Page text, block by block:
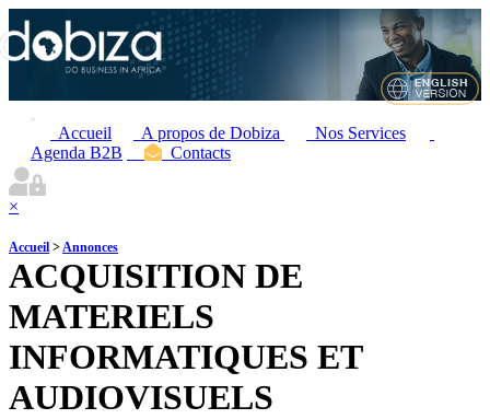
Accueil A propos de Dobiza
Nos Services
Agenda B2B
Contacts
×
Accueil >Annonces
ACQUISITION DE
MATERIELS
INFORMATIQUES ET
AUDIOVISUELS